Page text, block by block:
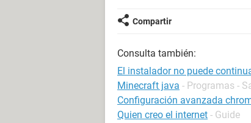
Compartir
Consulta también:
El instalador no puede
Minecraft java - Programas -
Configuración avanzada
Quien creo el internet - Guide